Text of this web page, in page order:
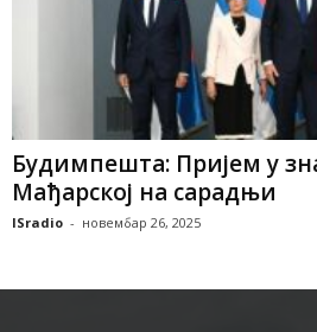
Будимпешта: Пријем у
Мађарској на сарадњи
ISradio - новембар 26, 2025